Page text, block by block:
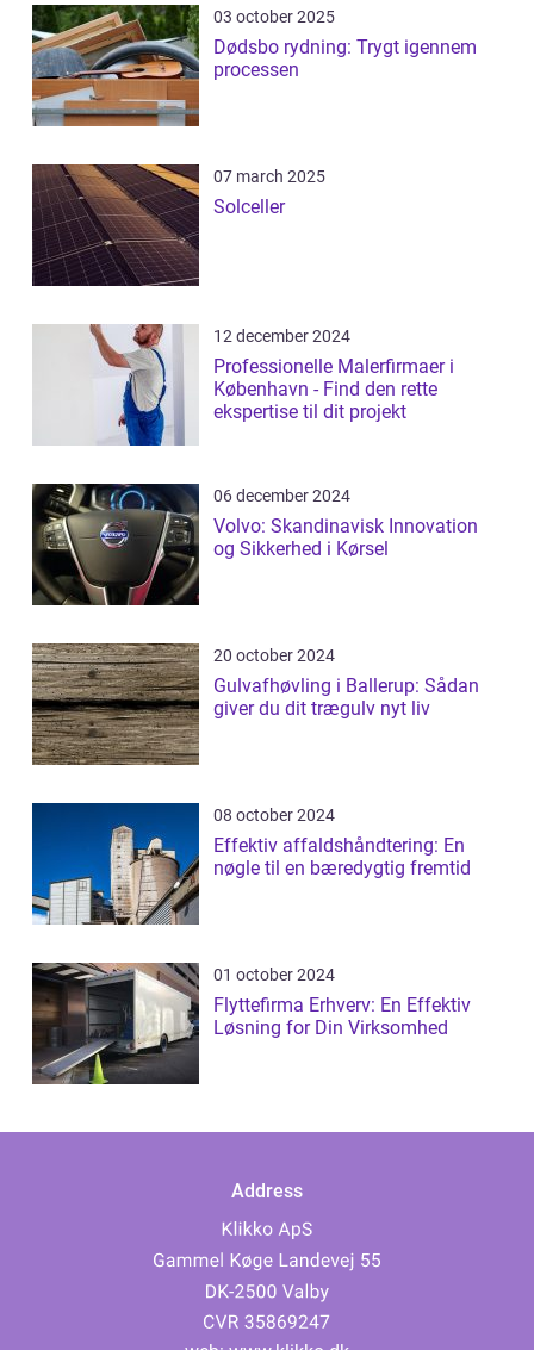
03 october 2025
Dødsbo rydning: Trygt igennem
processen
07 march 2025
Solceller
12 december 2024
Professionelle Malerfirmaer i
København - Find den rette
ekspertise til dit projekt
06 december 2024
Volvo: Skandinavisk Innovation
og Sikkerhed i Kørsel
20 october 2024
Gulvafhøvling i Ballerup: Sådan
giver du dit trægulv nyt liv
08 october 2024
Effektiv affaldshåndtering: En
nøgle til en bæredygtig fremtid
01 october 2024
Flyttefirma Erhverv: En Effektiv
Løsning for Din Virksomhed
Address